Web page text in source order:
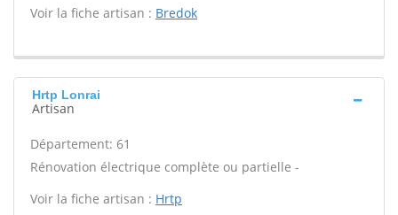
Voir la fiche artisan : Bredok
Hrtp Lonrai
Artisan
Département: 61
Rénovation électrique complète ou partielle -
Voir la fiche artisan : Hrtp